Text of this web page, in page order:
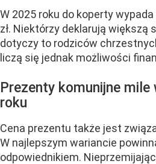
W 2025 roku do koperty
zł. Niektórzy deklarują większą
dotyczy to rodziców
liczą się jednak możliwości
Prezenty komunijne mile
roku
Cena prezentu także jest
W najlepszym wariancie
odpowiednikiem.